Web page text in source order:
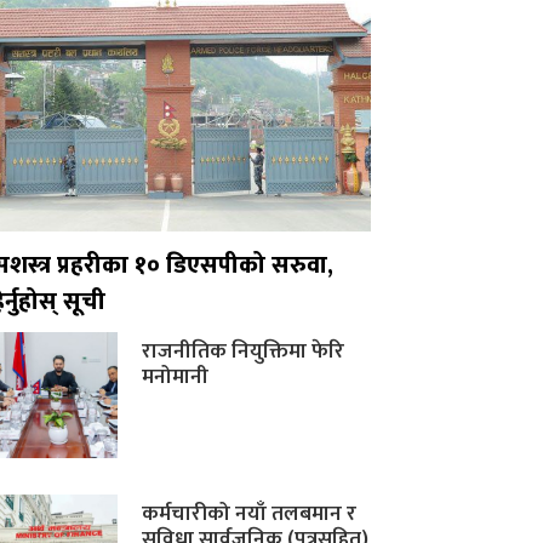
प्रहरीका १० डिएसपीको सरुवा,
सूची
राजनीतिक नियुक्तिमा फेरि
मनोमानी
कर्मचारीको नयाँ तलबमान र